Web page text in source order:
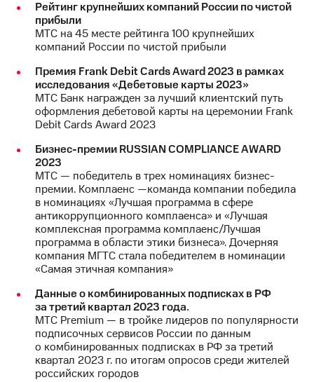
Рейтинг крупнейших компаний России по чистой
прибыли
МТС на 45 месте рейтинга 100 крупнейших
компаний России по чистой прибыли
Премия Frank Debit Cards Award 2023 в рамках
исследования «Дебетовые карты 2023»
МТС Банк награжден за лучший клиентский путь
оформления дебетовой карты на церемонии Frank
Debit Cards Award 2023
Бизнес-премии RUSSIAN COMPLIANCE AWARD
2023
МТС — победитель в трех номинациях бизнес-
премии. Комплаенс —команда компании победила
в номинациях «Лучшая программа в сфере
антикоррупционного комплаенса» и «Лучшая
комплексная программа комплаенс/Лучшая
программа в области этики бизнеса». Дочерняя
компания МГТС стала победителем в номинации
«Самая этичная компания»
Данные о комбинированных подписках в РФ
за третий квартал 2023 года.
МТС Premium — в тройке лидеров по популярности
подписочных сервисов России по данным
о комбинированных подписках в РФ за третий
квартал 2023 г. по итогам опросов среди жителей
российских городов